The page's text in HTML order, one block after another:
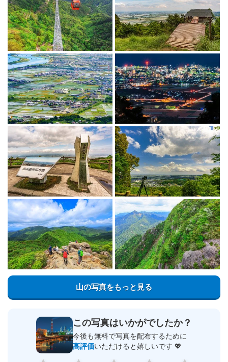
山の写真をもっと見る
この写真はいかがでしたか？
今後も無料で写真を配布するために
高評価いただけると嬉しいです 💖